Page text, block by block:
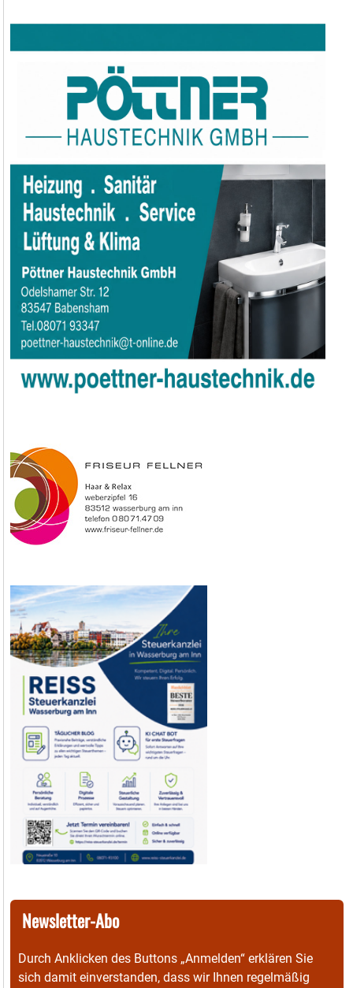
Newsletter-Abo
Durch Anklicken des Buttons „Anmelden“ erklären Sie
sich damit einverstanden, dass wir Ihnen regelmäßig